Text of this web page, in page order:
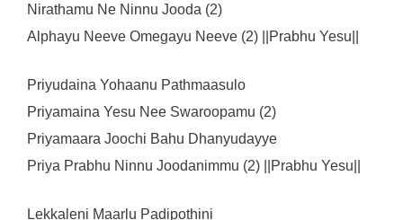
Nirathamu Ne Ninnu Jooda (2)
Alphayu Neeve Omegayu Neeve (2) ||Prabhu Yesu||
Priyudaina Yohaanu Pathmaasulo
Priyamaina Yesu Nee Swaroopamu (2)
Priyamaara Joochi Bahu Dhanyudayye
Priya Prabhu Ninnu Joodanimmu (2) ||Prabhu Yesu||
Lekkaleni Maarlu Padipothini